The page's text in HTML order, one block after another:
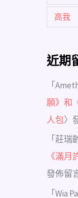
高我
近期
「
願》和
人包〉
「莊瑞
《滿
發佈留
「Wia